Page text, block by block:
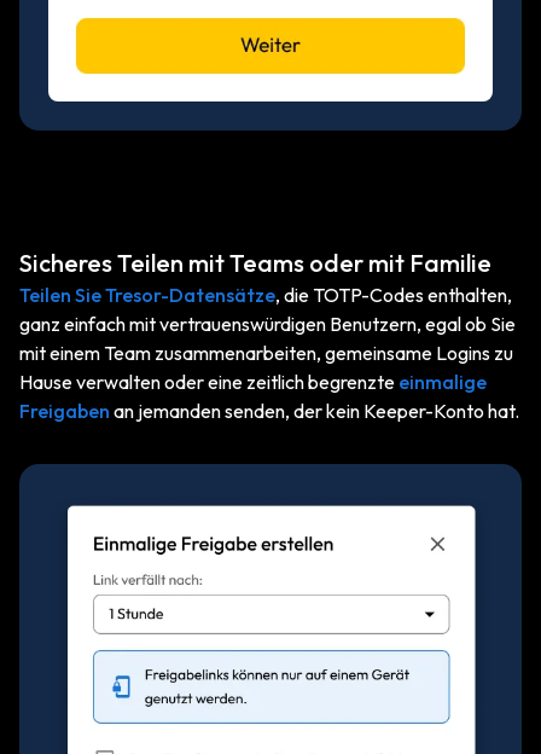
Sicheres Teilen mit Teams oder mit Familie
Teilen Sie Tresor-Datensätze, die TOTP-Codes enthalten,
ganz einfach mit vertrauenswürdigen Benutzern, egal ob Sie
mit einem Team zusammenarbeiten, gemeinsame Logins zu
Hause verwalten oder eine zeitlich begrenzte einmalige
Freigaben an jemanden senden, der kein Keeper-Konto hat.